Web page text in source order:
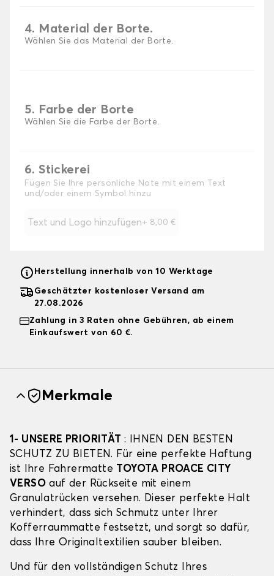
4. Material der Borte.
Wählen Sie das Material der Borte.
5. Farbe der Borte
Wählen Sie die Farbe der Borte.
6. Stickerei
Fügen Sie Ihre persönliche Note mit einem Text
und/oder einem Symbol hinzu
Text und Logo hinzufügen+ 8,00 €
Herstellung innerhalb von 10 Werktage
Geschätzter kostenloser Versand am
27.08.2026
Zahlung in 3 Raten ohne Gebühren, ab einem
Einkaufswert von 60 €.
Merkmale
1- UNSERE PRIORITÄT : IHNEN DEN BESTEN
SCHUTZ ZU BIETEN. Für eine perfekte Haftung
ist Ihre Fahrermatte TOYOTA PROACE CITY
VERSO auf der Rückseite mit einem
Granulatrücken versehen. Dieser perfekte Halt
verhindert, dass sich Schmutz unter Ihrer
Kofferraummatte festsetzt, und sorgt so dafür,
dass Ihre Originaltextilien sauber bleiben.
Und für den vollständigen Schutz Ihres